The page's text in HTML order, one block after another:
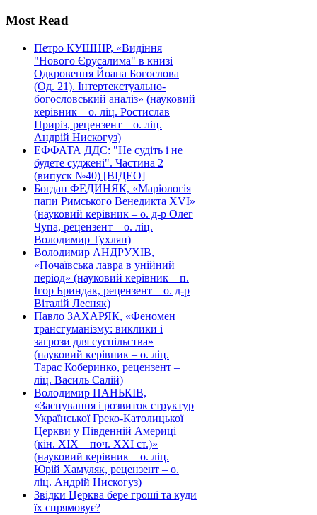
Most Read
Петро КУШНІР, «Видіння
"Нового Єрусалима" в книзі
Одкровення Йоана Богослова
(Од. 21). Інтертекстуально-
богословський аналіз» (науковий
керівник – о. ліц. Ростислав
Приріз, рецензент – о. ліц.
Андрій Нискогуз)
ЕФФАТА ДДС: "Не судіть і не
будете суджені". Частина 2
(випуск №40) [ВІДЕО]
Богдан ФЕДИНЯК, «Маріологія
папи Римського Венедикта XVI»
(науковий керівник – о. д-р Олег
Чупа, рецензент – о. ліц.
Володимир Тухлян)
Володимир АНДРУХІВ,
«Почаївська лавра в унійний
період» (науковий керівник – п.
Ігор Бриндак, рецензент – о. д-р
Віталій Лесняк)
Павло ЗАХАРЯК, «Феномен
трансгуманізму: виклики і
загрози для суспільства»
(науковий керівник – о. ліц.
Тарас Коберинко, рецензент –
ліц. Василь Салій)
Володимир ПАНЬКІВ,
«Заснування і розвиток структур
Української Греко-Католицької
Церкви у Південній Америці
(кін. ХІХ – поч. ХХІ ст.)»
(науковий керівник – о. ліц.
Юрій Хамуляк, рецензент – о.
ліц. Андрій Нискогуз)
Звідки Церква бере гроші та куди
їх спрямовує?